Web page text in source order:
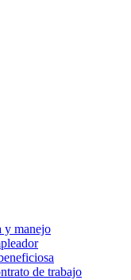
y manejo
de trabajo